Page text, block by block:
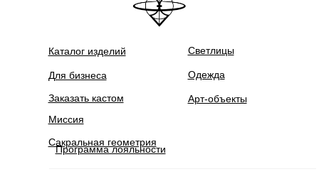
Каталог изделий
Для бизнеса
Сакральная геометрия
Программа лояльности
Одежда
Миссия
Арт-объекты
Заказать кастом
Светлицы